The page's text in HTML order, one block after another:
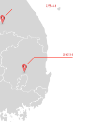
강원지사
경북지사